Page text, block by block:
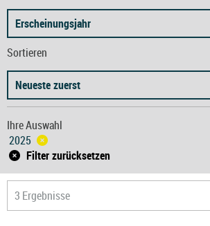
Erscheinungsjahr
Sortieren
Neueste zuerst
Ihre Auswahl
2025
Filter zurücksetzen
3 Ergebnisse